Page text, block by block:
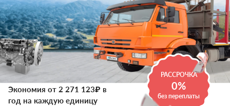
РАССРОЧКА
0%
без переплаты
Экономия от 2 271 123₽ в
год на каждую единицу